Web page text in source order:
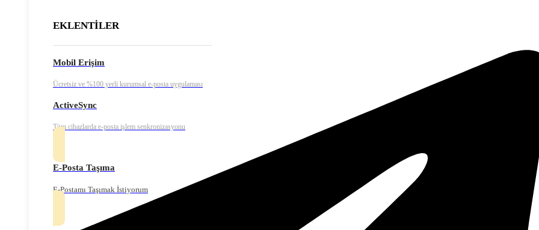
EKLENTİLER
Mobil Erişim
Ücretsiz ve %100 yerli kurumsal e-posta uygulaması
ActiveSync
Tüm cihazlarda e-posta işlem senkronizasyonu
E-Posta Taşıma
E-Postamı Taşımak İstiyorum